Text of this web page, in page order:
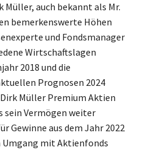
auch bekannt als Mr.
bemerkenswerte Höhen
und Fondsmanager
Wirtschaftslagen
2018 und die
Prognosen 2024
Müller Premium Aktien
sein Vermögen weiter
Gewinne aus dem Jahr 2022
mit Aktienfonds